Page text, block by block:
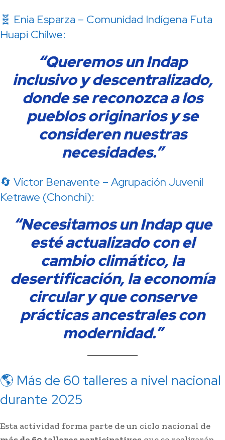
🧬 Enia Esparza – Comunidad Indígena Futa
Huapi Chilwe:
“Queremos un Indap
inclusivo y descentralizado,
donde se reconozca a los
pueblos originarios y se
consideren nuestras
necesidades.”
🔄 Víctor Benavente – Agrupación Juvenil
Ketrawe (Chonchi):
“Necesitamos un Indap que
esté actualizado con el
cambio climático, la
desertificación, la economía
circular y que conserve
prácticas ancestrales con
modernidad.”
🌎 Más de 60 talleres a nivel nacional
durante 2025
Esta actividad forma parte de un ciclo nacional de